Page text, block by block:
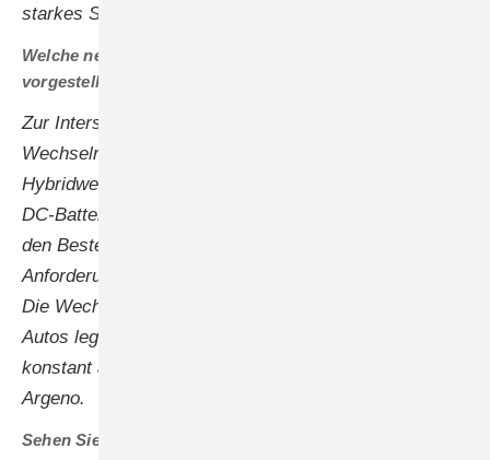
starkes Standbein.
Welche neuen Produkte haben Sie in diesem Jahr
vorgestellt?
Zur Intersolar haben wir zum Beispiel die neuen
Wechselrichter Verto mit dem zugehörigen
Hybridwechselrichter Verto Plus gezeigt sowie unsere
DC-Batterie Reserva. Das Speichersystem läuft bei
den Bestellungen super an, zumal wir damit auch die
Anforderungen von Gewerbekunden bedienen können.
Die Wechselrichter und das Lademanagement für E-
Autos legen gleichfalls zu. Die Anfragen steigen
konstant an, auch beim neuen Gewerbewechselrichter
Argeno.
Sehen Sie mittlerweile Licht am Ende des Tunnels?